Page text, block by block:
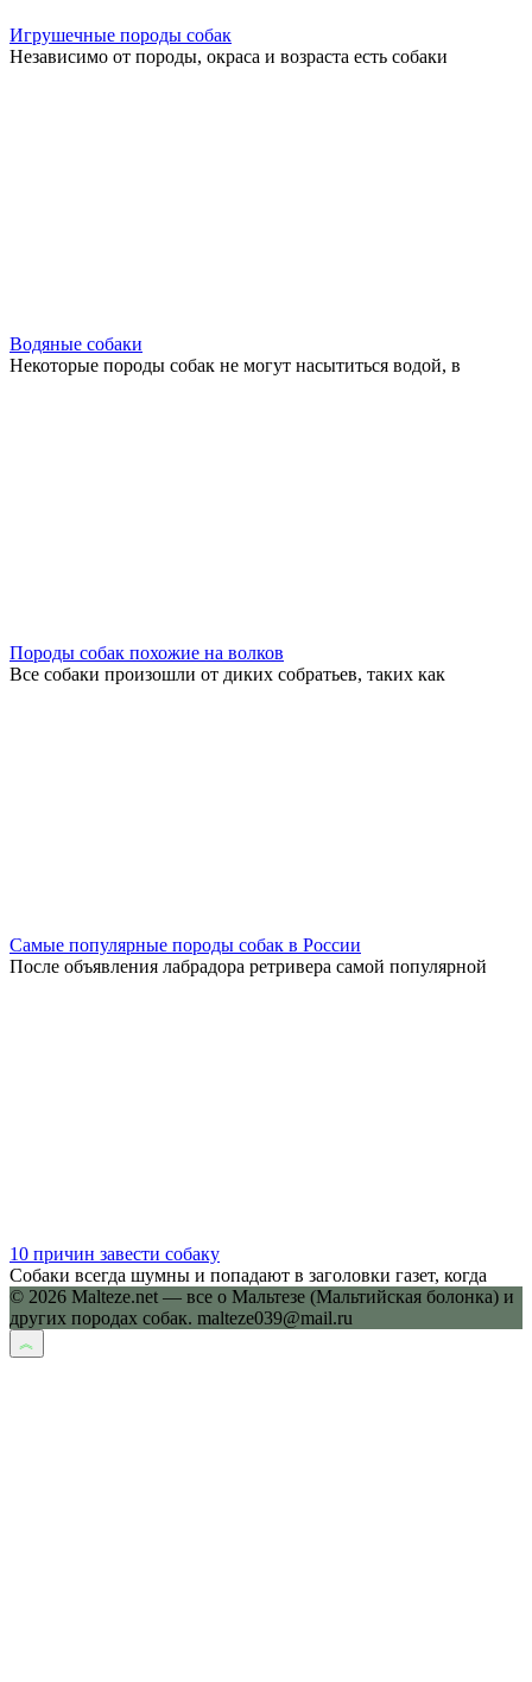
Игрушечные породы собак
Независимо от породы, окраса и возраста есть собаки
Водяные собаки
Некоторые породы собак не могут насытиться водой, в
Породы собак похожие на волков
Все собаки произошли от диких собратьев, таких как
Самые популярные породы собак в России
После объявления лабрадора ретривера самой популярной
10 причин завести собаку
Собаки всегда шумны и попадают в заголовки газет, когда
© 2026 Malteze.net — все о Мальтезе (Мальтийская болонка) и
других породах собак. malteze039@mail.ru